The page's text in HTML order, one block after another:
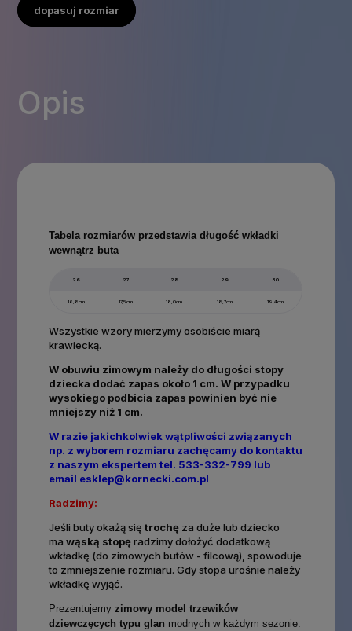
dopasuj rozmiar
Opis
Tabela rozmiarów przedstawia długość wkładki
wewnątrz buta
26 27 28 29 30
16,8cm 17,5cm 18,0cm 18,7cm 19,4cm
Wszystkie wzory mierzymy osobiście miarą
krawiecką.
W obuwiu zimowym należy do długości stopy
dziecka dodać zapas około 1 cm. W przypadku
wysokiego podbicia zapas powinien być nie
mniejszy niż 1 cm.
W razie jakichkolwiek wątpliwości związanych
np. z wyborem rozmiaru zachęcamy do kontaktu
z naszym ekspertem tel. 533-332-799 lub
email esklep@kornecki.com.pl
Radzimy:
Jeśli buty okażą siętrochę za duże lub dziecko
mawąską stopęradzimy dołożyć dodatkową
wkładkę (do zimowych butów - filcową), spowoduje
to zmniejszenie rozmiaru. Gdy stopa urośnie należy
wkładkę wyjąć.
Prezentujemy zimowy model trzewików
dziewczęcych typu glan modnych w każdym sezonie.